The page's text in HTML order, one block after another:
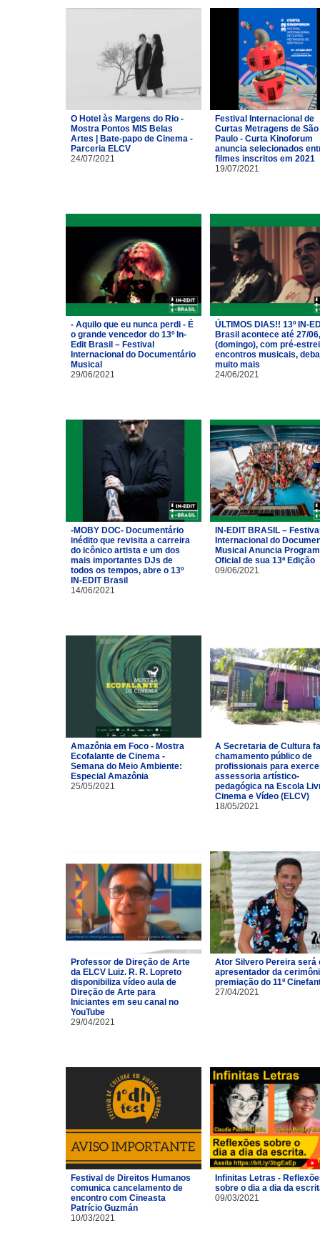
O Hotel às Margens do Rio -
Mostra Pontos MIS Belas
Artes | Bate-papo de Cinema -
Parceria ELCV
24/07/2021
Festival Internacional de
Curtas Metragens de São
Paulo - Curta Kinoforum
anuncia selecionados
filmes inscritos em 2021
19/07/2021
- Aquilo que eu nunca perdi - É
o grande vencedor do 13º In-
Edit Brasil – Festival
Internacional do Documentário
Musical
29/06/2021
ÚLTIMOS DIAS!! 13º IN-
Brasil acontece até 27/06,
(domingo), com pré-
encontros musicais,
muito mais
24/06/2021
-MOBY DOC- Documentário
inédito que revisita a carreira
do icônico artista e um dos
mais importantes DJs de
todos os tempos, abre o 13º
IN-EDIT Brasil
14/06/2021
IN-EDIT BRASIL –
Internacional do
Musical Anuncia
Oficial de sua 13ª Edição
09/06/2021
Amazônia em Foco - Mostra
Ecofalante de Cinema -
Semana do Meio Ambiente:
Especial Amazônia
25/05/2021
A Secretaria de Cultura
chamamento público de
profissionais para
assessoria artístico-
pedagógica na Escola
Cinema e Vídeo (ELCV)
18/05/2021
Professor de Direção de Arte
da ELCV Luiz. R. R. Lopreto
disponibiliza vídeo aula de
Direção de Arte para
Iniciantes em seu canal no
YouTube
29/04/2021
Ator Silvero Pereira será
apresentador da
premiação do 11º
27/04/2021
Festival de Direitos Humanos
comunica cancelamento de
encontro com Cineasta
Patrício Guzmán
10/03/2021
Infinitas Letras -
sobre o dia a dia da
09/03/2021